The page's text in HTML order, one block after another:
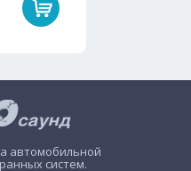
автомобильной
систем.